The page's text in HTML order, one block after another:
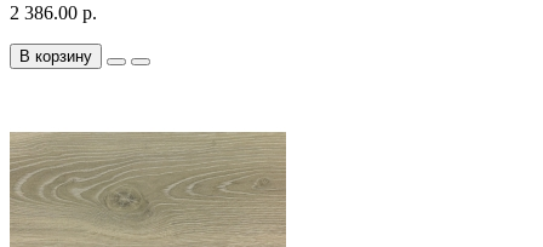
2 386.00 р.
В корзину